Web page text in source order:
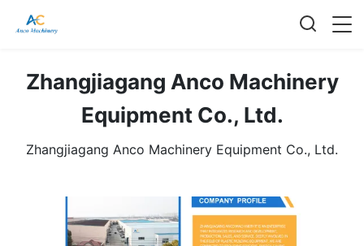
Zhangjiagang Anco Machinery
Equipment Co., Ltd.
Zhangjiagang Anco Machinery Equipment Co., Ltd.